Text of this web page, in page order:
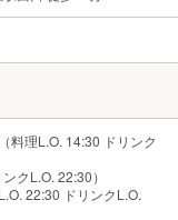
料理L.O. 14:30 ドリンク
クL.O. 22:30）
22:30 ドリンクL.O.